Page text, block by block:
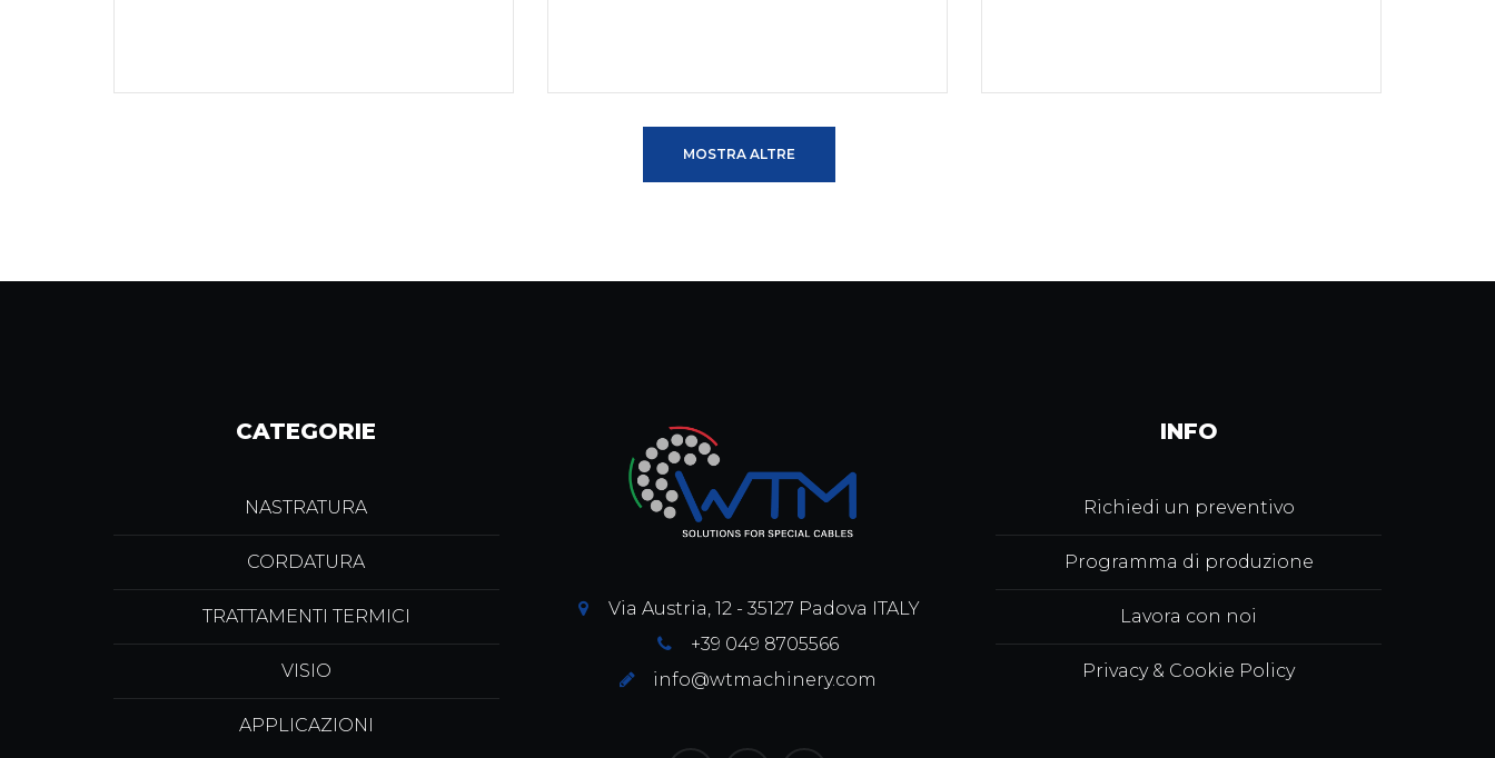
MOSTRA ALTRE
Via Austria, 12 - 35127 Padova ITALY
+39 049 8705566
info@wtmachinery.com
CATEGORIE
NASTRATURA
CORDATURA
TRATTAMENTI TERMICI
VISIO
APPLICAZIONI
INFO
Richiedi un preventivo
Programma di produzione
Lavora con noi
Privacy & Cookie Policy